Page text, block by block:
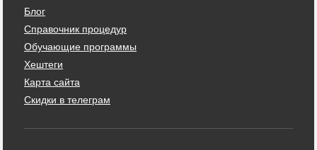
Блог
Справочник процедур
Обучающие программы
Хештеги
Карта сайта
Скидки в телеграм